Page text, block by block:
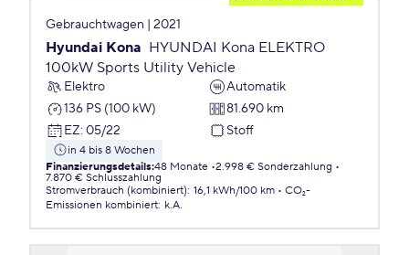
Gebrauchtwagen | 2021
Hyundai Kona HYUNDAI Kona ELEKTRO
100kW Sports Utility Vehicle
Elektro
Automatik
136 PS (100 kW)
81.690 km
EZ: 05/22 Stoff
in 4 bis 8 Wochen
Finanzierungsdetails:48 Monate 2.998 € Sonderzahlung
7.870 € Schlusszahlung
Stromverbrauch (kombiniert): 16,1 kWh/100 km
CO₂-
Emissionen kombiniert: k.A.